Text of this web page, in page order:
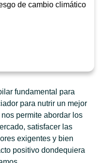
de cambio climático
fundamental para
para nutrir un mejor
permite abordar los
satisfacer las
exigentes y bien
positivo dondequiera